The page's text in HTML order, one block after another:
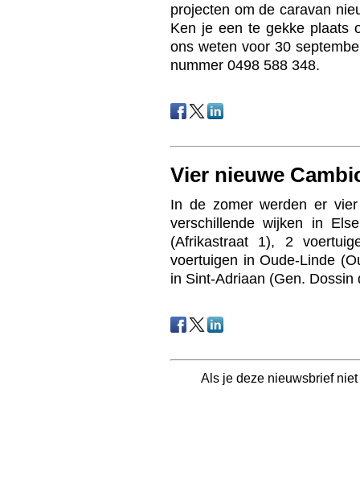
projecten om de caravan
Ken je een te gekke plaats
ons weten voor 30
nummer 0498 588 348.
Vier nieuwe
In de zomer werden er
verschillende wijken in
(Afrikastraat 1), 2
voertuigen in Oude-Linde
in Sint-Adriaan (Gen.
Als je deze nieuwsbrief